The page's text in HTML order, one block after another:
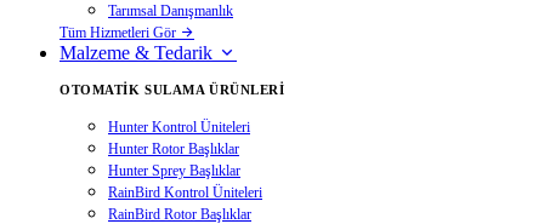
Tarımsal Danışmanlık
Tüm Hizmetleri Gör
Malzeme & Tedarik
OTOMATIK SULAMA ÜRÜNLERI
Hunter Kontrol Üniteleri
Hunter Rotor Başlıklar
Hunter Sprey Başlıklar
RainBird Kontrol Üniteleri
RainBird Rotor Başlıklar